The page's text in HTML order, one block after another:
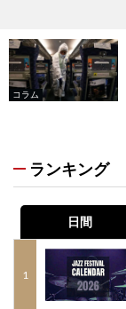
コラム
ランキング
日間